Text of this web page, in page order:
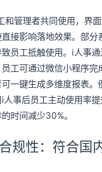
和管理者共同使用，界
接影响落地效果。部分
员工抵触使用。i人事通
工可通过微信小程序完
一键生成多维度报表。
人事后员工主动使用率
时间减少30%。
规性：符合国